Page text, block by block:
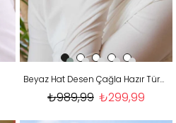
Beyaz Hat Desen Çağla Hazır Türban
₺299,99
₺989,99